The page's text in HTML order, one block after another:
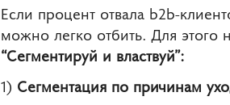
Если процент отвала b2b-
можно легко отбить. Для этого
“Сегментируй и властвуй”:
1) Сегментация по причинам